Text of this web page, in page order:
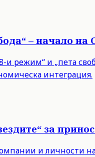
– начало
режим“ и „пета
интеграция.
за
и личности